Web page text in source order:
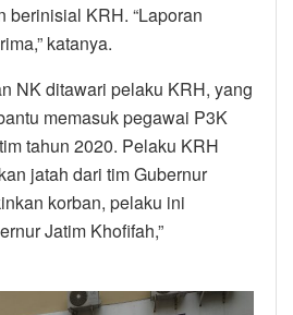
berinisial KRH. “Laporan
katanya.
NK ditawari pelaku KRH, yang
memasuk pegawai P3K
tahun 2020. Pelaku KRH
jatah dari tim Gubernur
korban, pelaku ini
Jatim Khofifah,”